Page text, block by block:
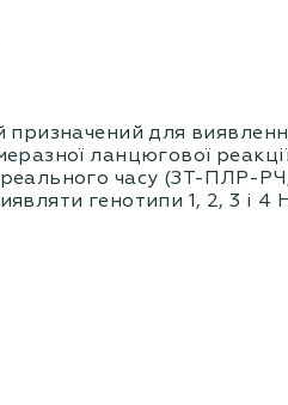
призначений для
ланцюгової
часу (ЗТ-ПЛР-
генотипи 1, 2, 3 і 4